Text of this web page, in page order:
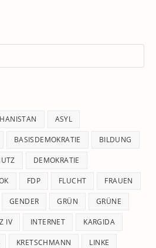
ASYL
BASISDEMOKRATIE BILDUNG
DEMOKRATIE
FDP FLUCHT FRAUEN
GENDER GRÜN GRÜNE
IV INTERNET KARGIDA
KRETSCHMANN LINKE